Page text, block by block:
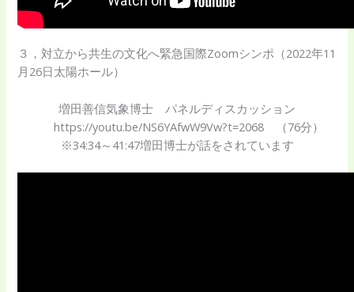
３，対立から共生の文化へ緊急国際Zoomシンポ（2022年11
月26日太陽ホール）
増田善信気象博士 パネルディスカッション
https://youtu.be/NS6YAfwW9Vw?t=2068 （76分）
※34:34～41:47増田博士が話をされています